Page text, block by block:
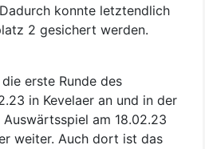
konnte letztendlich
2 gesichert werden.
erste Runde des
in Kevelaer an und in der
am 18.02.23
weiter. Auch dort ist das